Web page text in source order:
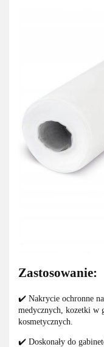
Zastosowanie:
✔️ Nakrycie ochronne na
medycznych, kozetki w
kosmetycznych.
✔️ Doskonały do